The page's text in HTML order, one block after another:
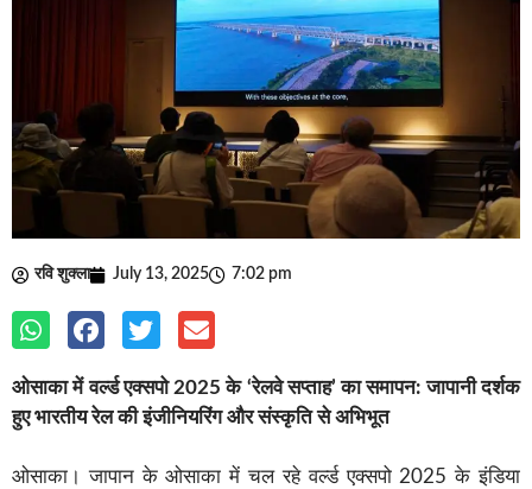
रवि शुक्ला July 13, 2025 7:02 pm
ओसाका में वर्ल्ड एक्सपो 2025 के ‘रेलवे सप्ताह’ का समापन: जापानी दर्शक
हुए भारतीय रेल की इंजीनियरिंग और संस्कृति से अभिभूत
ओसाका। जापान के ओसाका में चल रहे वर्ल्ड एक्सपो 2025 के इंडिया